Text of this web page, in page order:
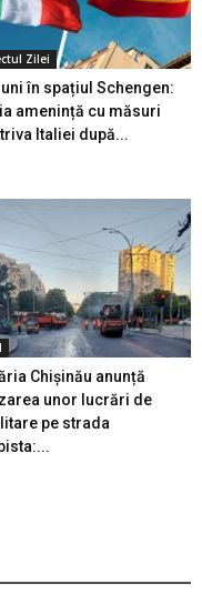
Zilei
în spațiul Schengen:
amenință cu măsuri
Italiei după...
Chișinău anunță
unor lucrări de
pe strada